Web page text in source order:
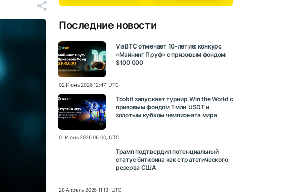
Последние новости
ViaBTC отмечает 10-летие: конкурс
«Майнинг Пруф» с призовым фондом
$100 000
02 Июнь 2026 12:47, UTC
Toobit запускает турнир Win the World с
призовым фондом 1 млн USDT и
золотым кубком чемпионата мира
01 Июнь 2026 06:00, UTC
Трамп подтвердил потенциальный
статус биткоина как стратегического
резерва США
28 Апрель 2026 11:13, UTC